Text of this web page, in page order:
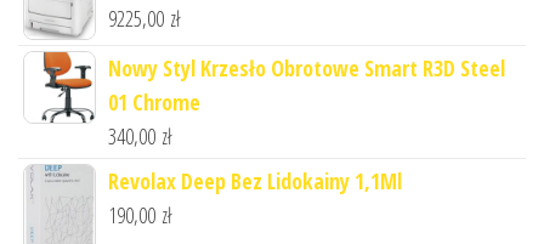
9225,00 zł
Nowy Styl Krzesło Obrotowe Smart R3D Steel
01 Chrome
340,00 zł
Revolax Deep Bez Lidokainy 1,1Ml
190,00 zł